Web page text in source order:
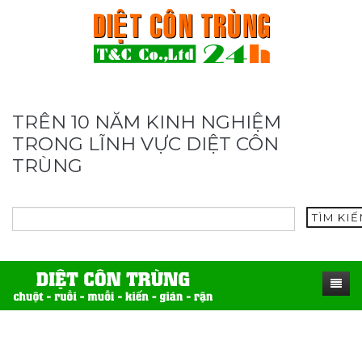
TRÊN 10 NĂM KINH NGHIỆM
TRONG LĨNH VỰC DIỆT CÔN
TRÙNG
TÌM